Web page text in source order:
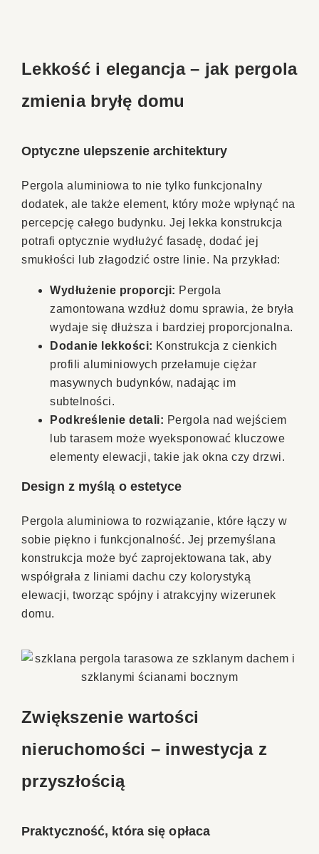
Lekkość i elegancja – jak pergola
zmienia bryłę domu
Optyczne ulepszenie architektury
Pergola aluminiowa to nie tylko funkcjonalny
dodatek, ale także element, który może wpłynąć na
percepcję całego budynku. Jej lekka konstrukcja
potrafi optycznie wydłużyć fasadę, dodać jej
smukłości lub złagodzić ostre linie. Na przykład:
Wydłużenie proporcji: Pergola
zamontowana wzdłuż domu sprawia, że bryła
wydaje się dłuższa i bardziej proporcjonalna.
Dodanie lekkości: Konstrukcja z cienkich
profili aluminiowych przełamuje ciężar
masywnych budynków, nadając im
subtelności.
Podkreślenie detali: Pergola nad wejściem
lub tarasem może wyeksponować kluczowe
elementy elewacji, takie jak okna czy drzwi.
Design z myślą o estetyce
Pergola aluminiowa to rozwiązanie, które łączy w
sobie piękno i funkcjonalność. Jej przemyślana
konstrukcja może być zaprojektowana tak, aby
współgrała z liniami dachu czy kolorystyką
elewacji, tworząc spójny i atrakcyjny wizerunek
domu.
Zwiększenie wartości
nieruchomości – inwestycja z
przyszłością
Praktyczność, która się opłaca